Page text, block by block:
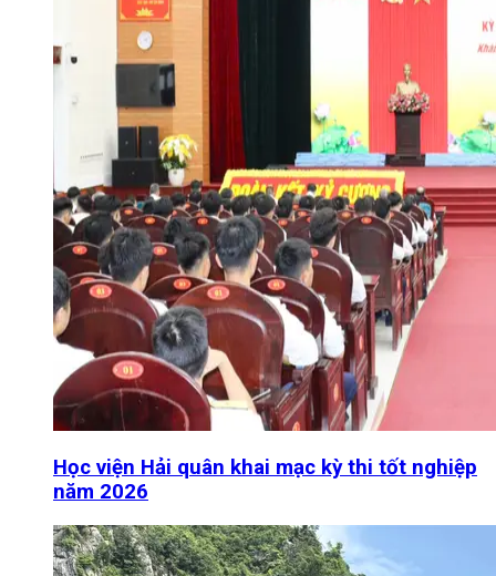
Học viện Hải quân khai mạc kỳ thi tốt nghiệp
năm 2026